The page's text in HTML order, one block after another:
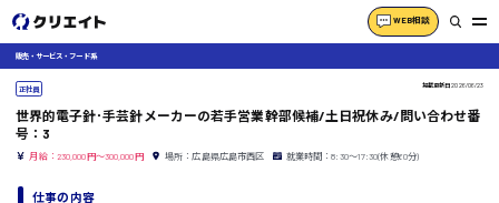
WEB相談
販売・サービス・フード系
正社員 掲載更新日2026/06/23
世界的電子針･手芸針メーカーの若手営業幹部候補/土日祝休み/問い合わせ番
号：3
月給：230,000円～300,000円 場所：広島県広島市西区 就業時間：8:30〜17:30(休憩60分)
仕事の内容